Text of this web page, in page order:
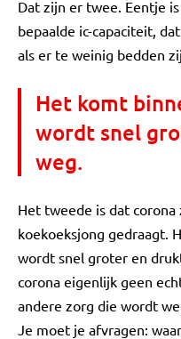
Dat zijn er twee. Eentje
bepaalde ic-capaciteit,
als er te weinig bedden
Het komt
wordt snel
weg.
Het tweede is dat
koekoeksjong gedraagt.
wordt snel groter en
corona eigenlijk geen
andere zorg die wordt
Je moet je afvragen: